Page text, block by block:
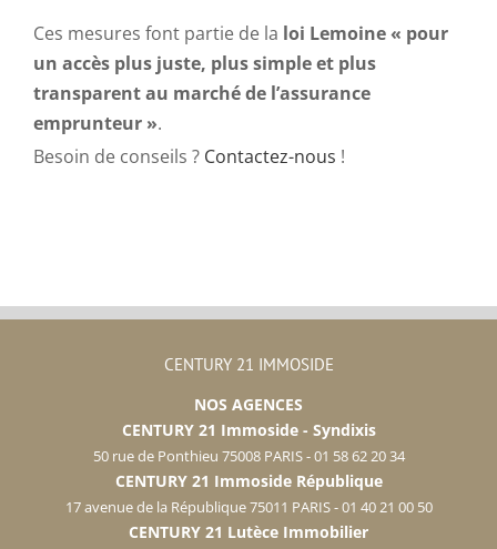
Ces mesures font partie de la loi Lemoine « pour
un accès plus juste, plus simple et plus
transparent au marché de l’assurance
emprunteur ».
Besoin de conseils ? Contactez-nous !
CENTURY 21 IMMOSIDE
NOS AGENCES
CENTURY 21 Immoside - Syndixis
50 rue de Ponthieu 75008 PARIS - 01 58 62 20 34
CENTURY 21 Immoside République
17 avenue de la République 75011 PARIS - 01 40 21 00 50
CENTURY 21 Lutèce Immobilier